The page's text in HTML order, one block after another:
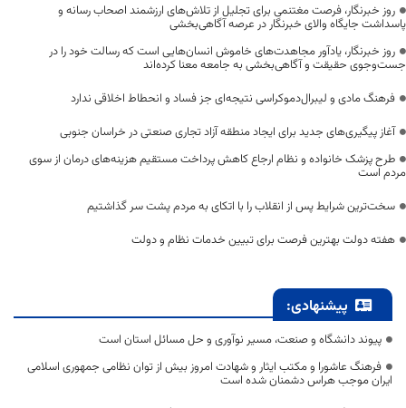
روز خبرنگار، فرصت مغتنمی برای تجلیل از تلاش‌های ارزشمند اصحاب رسانه و
پاسداشت جایگاه والای خبرنگار در عرصه آگاهی‌بخشی
روز خبرنگار، یادآور مجاهدت‌های خاموش انسان‌هایی است که رسالت خود را در
جست‌وجوی حقیقت و آگاهی‌بخشی به جامعه معنا کرده‌اند
فرهنگ مادی و لیبرال‌دموکراسی نتیجه‌ای جز فساد و انحطاط اخلاقی ندارد
آغاز پیگیری‌های جدید برای ایجاد منطقه آزاد تجاری صنعتی در خراسان جنوبی
طرح پزشک خانواده و نظام ارجاع کاهش پرداخت مستقیم هزینه‌های درمان از سوی
مردم است
سخت‌ترین شرایط پس از انقلاب را با اتکای به مردم پشت سر گذاشتیم
هفته دولت بهترین فرصت برای تبیین خدمات نظام و دولت
پیشنهادی:
پیوند دانشگاه و صنعت، مسیر نوآوری و حل مسائل استان است
فرهنگ عاشورا و مکتب ایثار و شهادت امروز بیش از توان نظامی جمهوری اسلامی
ایران موجب هراس دشمنان شده است